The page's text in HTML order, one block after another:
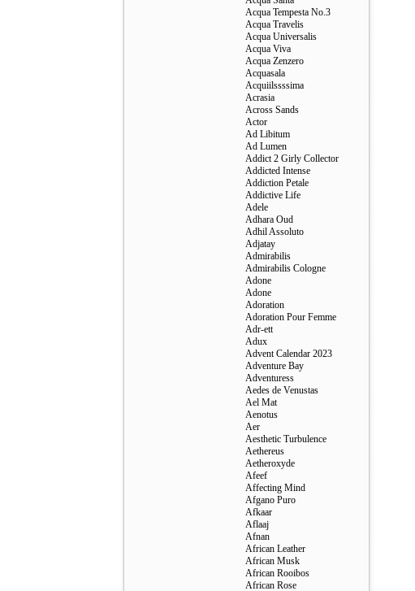
Acqua Tempesta No.3
Acqua Travelis
Acqua Universalis
Acqua Viva
Acqua Zenzero
Acquasala
Acquiilssssima
Acrasia
Across Sands
Actor
Ad Libitum
Ad Lumen
Addict 2 Girly Collector
Addicted Intense
Addiction Petale
Addictive Life
Adele
Adhara Oud
Adhil Assoluto
Adjatay
Admirabilis
Admirabilis Cologne
Adone
Adone
Adoration
Adoration Pour Femme
Adr-ett
Adux
Advent Calendar 2023
Adventure Bay
Adventuress
Aedes de Venustas
Ael Mat
Aenotus
Aer
Aesthetic Turbulence
Aethereus
Aetheroxyde
Afeef
Affecting Mind
Afgano Puro
Afkaar
Aflaaj
Afnan
African Leather
African Musk
African Rooibos
African Rose